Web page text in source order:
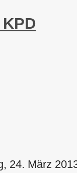
24. März